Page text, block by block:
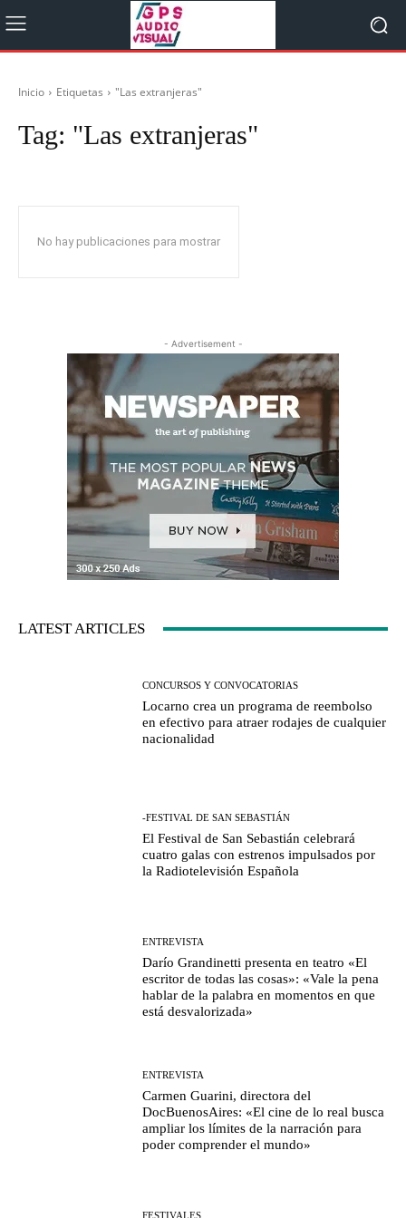
Inicio Etiquetas "Las extranjeras"
Tag: "Las extranjeras"
No hay publicaciones para mostrar
- Advertisement -
LATEST ARTICLES
CONCURSOS Y CONVOCATORIAS
Locarno crea un programa de reembolso
en efectivo para atraer rodajes de cualquier
nacionalidad
-FESTIVAL DE SAN SEBASTIÁN
El Festival de San Sebastián celebrará
cuatro galas con estrenos impulsados por
la Radiotelevisión Española
ENTREVISTA
Darío Grandinetti presenta en teatro «El
escritor de todas las cosas»: «Vale la pena
hablar de la palabra en momentos en que
está desvalorizada»
ENTREVISTA
Carmen Guarini, directora del
DocBuenosAires: «El cine de lo real busca
ampliar los límites de la narración para
poder comprender el mundo»
FESTIVALES